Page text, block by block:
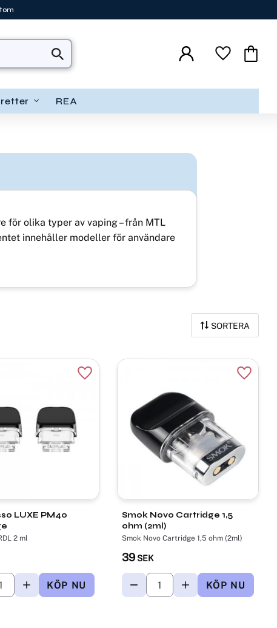
Favoriter
REA
för olika typer av vaping – från MTL
innehåller modeller för användare
SORTERA
LUXE PM40
2 ml
Lägg till i favoriter
Smok Novo Cartridge 1,5
ohm (2ml)
Smok Novo Cartridge 1,5 ohm (2ml)
39 SEK
Lägg